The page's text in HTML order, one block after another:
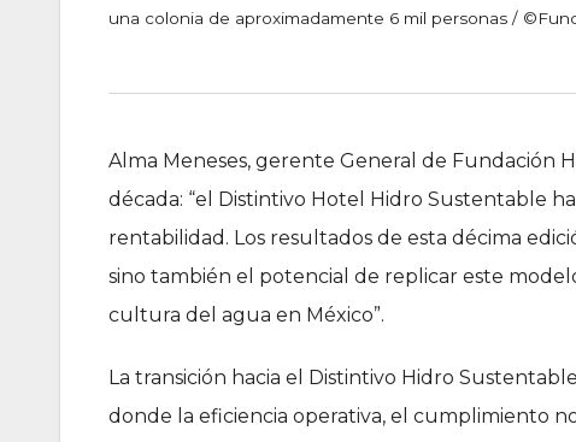
una colonia de aproximadamente 6 mil personas /
Alma Meneses, gerente General de Fundación
década: “el Distintivo Hotel Hidro Sustentable
rentabilidad. Los resultados de esta décima
sino también el potencial de replicar este
cultura del agua en México”.
La transición hacia el Distintivo Hidro
donde la eficiencia operativa, el cumplimiento